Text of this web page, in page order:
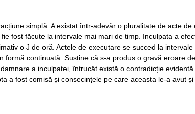
simplă. A existat într-adevăr o pluralitate de acte
fost făcute la intervale mai mari de timp. Inculpata a
o J de oră. Actele de executare se succed la
formă continuată. Susține că s-a produs o gravă eroare
a inculpatei, întrucât există o contradicție
a fost comisă și consecințele pe care aceasta le-a avut